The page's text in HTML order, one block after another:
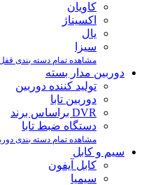
کاویان
اکسیناژ
یال
سیزا
مشاهده تمام دسته بندی
دوربین مدار بسته
تولید کننده دوربین
دوربین تابا
DVR براساس برند
دستگاه ضبط تابا
مشاهده تمام دسته بندی
سیم و کابل
کابل آیفون
سیمیا